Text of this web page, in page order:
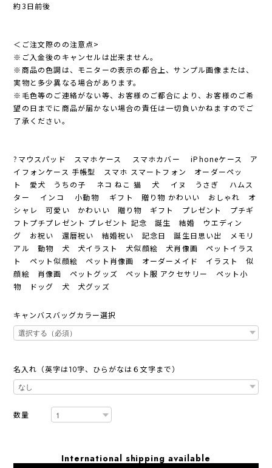
約3日前後
＜ご注文際のの注意点>
※ご入金後のキャンセルは出来ません。
※商品の色調は、モニターの表示の都合上、サンプル画像または、
実物と多少異なる場合があります。
※毛色等のご連絡がない等、お客様のご都合により、お客様のご希
望の日までに商品が届かない場合の責任は一切負いかねますのでご
了承ください。
?マウスパッド スマホケース スマホカバー iPhoneケース ア
イフォンケース 手帳型 スマホ スマートフォン オーダーペッ
ト 愛犬 うちの子 ネコ ねこ 猫 犬 イヌ うさぎ ハムス
ター インコ 小動物 ギフト 贈り物 かわいい おしゃれ オ
シャレ 可愛い かわいい 贈り物 ギフト プレゼント プチギ
フトプチプレゼント プレゼント 記念 誕生 結婚 ウエディン
グ お祝い 還暦祝い 結婚祝い 記念日 誕生日思い出 メモリ
アル 動物 犬 犬イラスト 犬似顔絵 犬肖像画 ペットイラス
ト ペット似顔絵 ペット肖像画 オーダーメイド イラスト 似
顔絵 肖像画 ペットグッズ ペット服 アクセサリー ペット小
物 ドッグ 犬 犬グッズ
キャンバスバッグカラー選択
名入れ（英字は10字、ひらがなは６文字まで）
数量
International shipping available